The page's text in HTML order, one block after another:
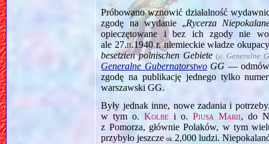
Próbowano wznowić działalność
zgodę na wydanie „Rycerza
opieczętowane i bez ich zgody nie
ale 27.ii.1940r. niemieckie władze
besetzten polnischen Gebiete (pl. Generalne
Generalne GubernatorstwoGG —
zgodę na publikację jednego tylko
warszawski GG.
Były jednak inne, nowe zadania i
w tym o.Kolbe i o. Piusa Marii, do
z Pomorza, głównie Polaków, w tym
przybyło jeszczeok.2,000 ludzi.